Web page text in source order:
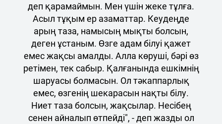
деп қарамаймын. Мен үшін жеке тұлға.
Асыл тұқым ер азаматтар. Кеудеңде
арың таза, намысың мықты болсын,
деген ұстаным. Өзге адам білуі қажет
емес жақсы амалды. Алла көруші, бәрі өз
ретімен, тек сабыр. Қалғанында ешкімнің
шаруасы болмасын. Ол тәкаппарлық
емес, өзгенің шекарасын нақты білу.
Ниет таза болсын, жақсылар. Несібең
сенен айналып өтпейді", - деп жазды ол